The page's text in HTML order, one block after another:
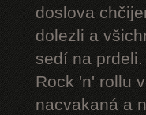
doslova
dolezli a
sedí na
Rock 'n' rollu
nacvakaná a